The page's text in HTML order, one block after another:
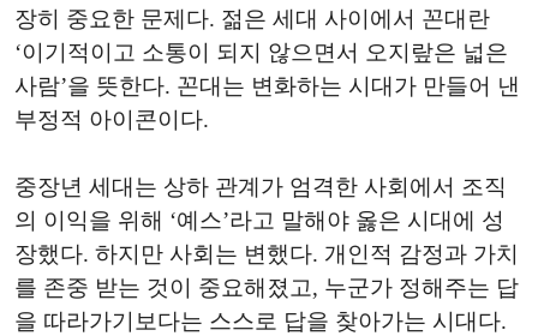
장히 중요한 문제다. 젊은 세대 사이에서 꼰대란
‘이기적이고 소통이 되지 않으면서 오지랖은 넓은
사람’을 뜻한다. 꼰대는 변화하는 시대가 만들어 낸
부정적 아이콘이다.
중장년 세대는 상하 관계가 엄격한 사회에서 조직
의 이익을 위해 ‘예스’라고 말해야 옳은 시대에 성
장했다. 하지만 사회는 변했다. 개인적 감정과 가치
를 존중 받는 것이 중요해졌고, 누군가 정해주는 답
을 따라가기보다는 스스로 답을 찾아가는 시대다.